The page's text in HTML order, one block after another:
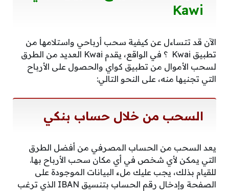
Kawi
الآن قد تتساءل عن كيفية سحب أرباحي واستلامها من
تطبيق Kwai ؟ في الواقع، يقدم Kwai العديد من الطرق
لسحب الأموال من تطبيق كواي والحصول على الأرباح
التي تجنيها منه، على النحو التالي:
السحب من خلال حساب بنكي
يعد السحب من الحساب المصرفي من أفضل الطرق
التي يمكن لأي شخص في أي مكان سحب الأرباح بها.
للقيام بذلك، يجب عليك ملء البيانات الموجودة على
الصفحة وإدخال رقم الحساب بتنسيق IBAN الذي ترغب